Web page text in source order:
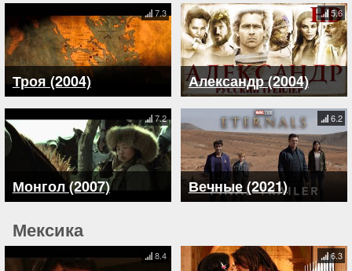
Троя (2004)
7.3
Александр (2004)
5.6
Монгол (2007)
7.2
Вечные (2021)
6.2
Мексика
8.4 6.3